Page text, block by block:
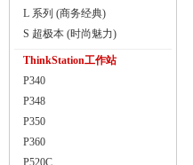
L 系列 (商务经典)
S 超极本 (时尚魅力)
ThinkStation工作站
P340
P348
P350
P360
P520C